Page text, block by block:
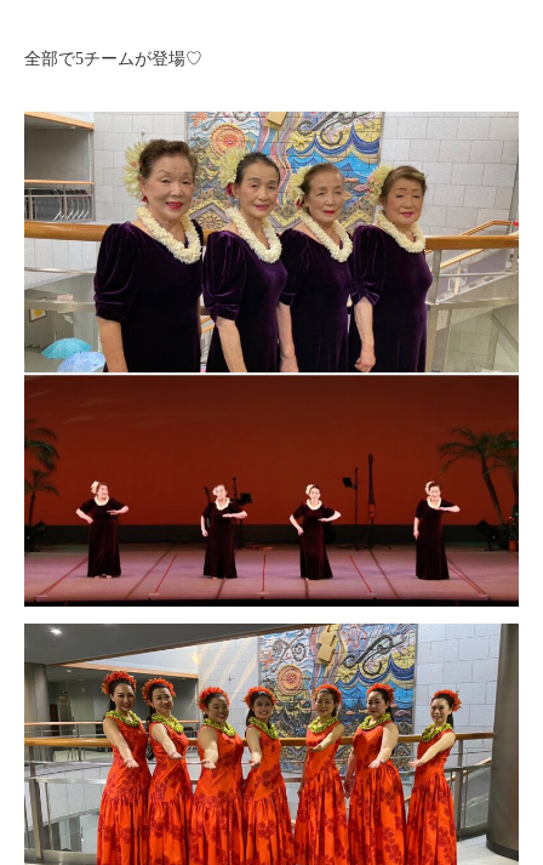
全部で5チームが登場♡